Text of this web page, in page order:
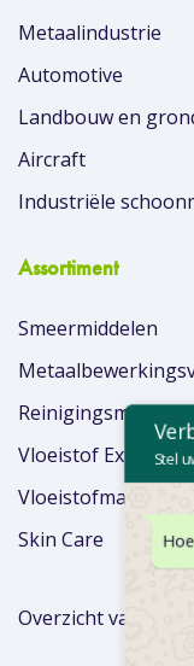
Metaalindustrie
Automotive
Landbouw en
Aircraft
Industriële
Assortiment
Smeermiddelen
Reinigingsmiddelen
Vloeistof Extra’s
Skin Care
Overzicht van
Stel